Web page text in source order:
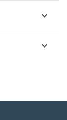
keyboard_arrow_down
keyboard_arrow_down